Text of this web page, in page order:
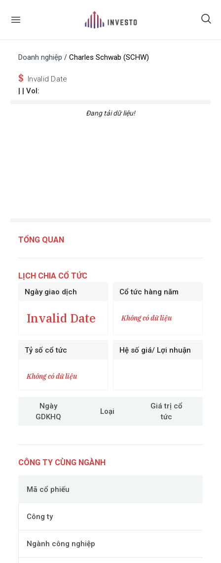
Doanh nghiệp / Charles Schwab (SCHW)
$ Invalid Date
| | Vol:
Đang tải dữ liệu!
TỔNG QUAN
LỊCH CHIA CỔ TỨC
Ngày giao dịch
Invalid Date
Cổ tức hàng năm
Không có dữ liệu
Tỷ số cổ tức
Không có dữ liệu
Hệ số giá/ Lợi nhuận
Ngày
GDKHQ
Loại
Giá trị cổ
tức
CÔNG TY CÙNG NGÀNH
Mã cổ phiếu
Công ty
Ngành công nghiệp